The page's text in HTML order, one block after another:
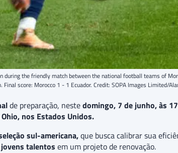
the friendly match between the national football teams of
Final score: Morocco 1 - 1 Ecuador. Credit: SOPA Images Limited/
de preparação, nestedomingo, 7 de junho, às
nos Estados Unidos.
sul-americana,que busca calibrar sua
talentos em um projeto de renovação.